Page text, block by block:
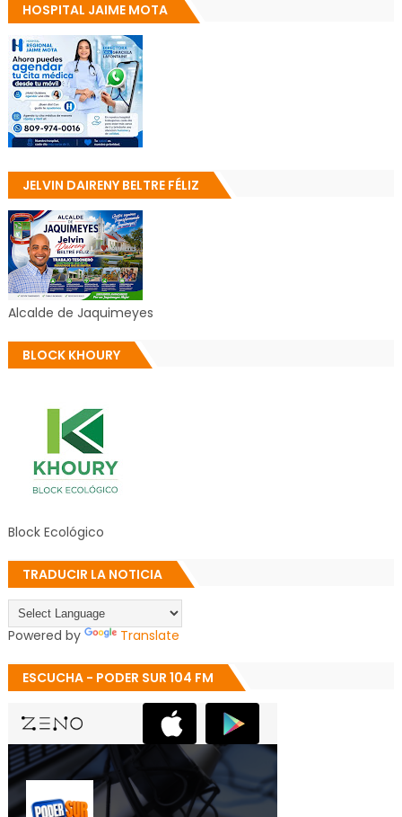
HOSPITAL JAIME MOTA
JELVIN DAIRENY BELTRE FÉLIZ
Alcalde de Jaquimeyes
BLOCK KHOURY
Block Ecológico
TRADUCIR LA NOTICIA
Powered by Translate
ESCUCHA - PODER SUR 104 FM